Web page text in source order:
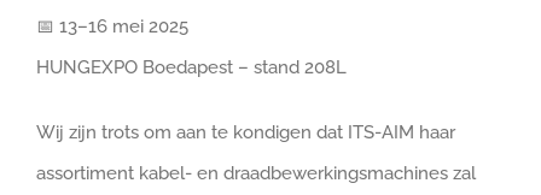
📅 13–16 mei 2025
HUNGEXPO Boedapest – stand 208L
Wij zijn trots om aan te kondigen dat ITS-AIM haar
assortiment kabel- en draadbewerkingsmachines zal